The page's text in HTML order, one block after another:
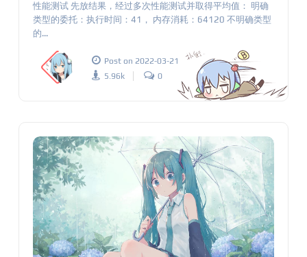
性能测试 先放结果，经过多次性能测试并取得平均值： 明确
类型的委托：执行时间：41， 内存消耗：64120 不明确类型
的...
Post on 2022-03-21
5.96k
0